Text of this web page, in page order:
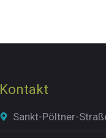
Kontakt
Sankt-Pöltner-